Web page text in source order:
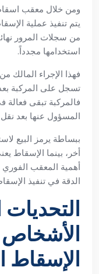
ومن خلال معقب
يتم تنفيذ عملية
من سجلات المرور
استخدامها مجدداً.
فهذا الإجراء المالك
تسجل على المركبة
فالمركبة تبقى فعالة
المسؤول عنها بعد
ببساطة يرمز البيع
أخر، بينما الإسقاط
أهمية المعقب الفوري
الدقة في تنفيذ
التحديات
الأشخاص
الإسقاط